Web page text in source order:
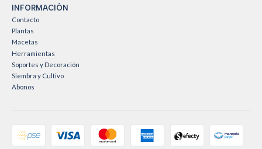
INFORMACIÓN
Contacto
Plantas
Macetas
Herramientas
Soportes y Decoración
Siembra y Cultivo
Abonos